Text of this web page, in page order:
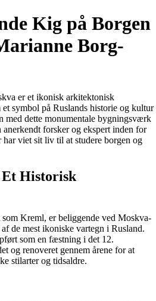
Kig på Borgen
Borg-
er et ikonisk arkitektonisk
symbol på Ruslands historie og kultur
med dette monumentale bygningsværk
forsker og ekspert inden for
viet sit liv til at studere borgen og
Historisk
Kreml, er beliggende ved Moskva-
de mest ikoniske vartegn i Rusland.
som en fæstning i det 12.
og renoveret gennem årene for at
stilarter og tidsaldre.